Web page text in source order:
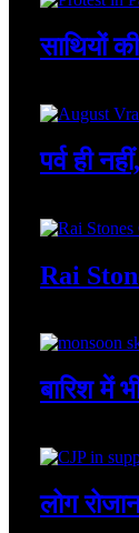
साथियों
पर्व ही
Rai
बारिश में
लोग